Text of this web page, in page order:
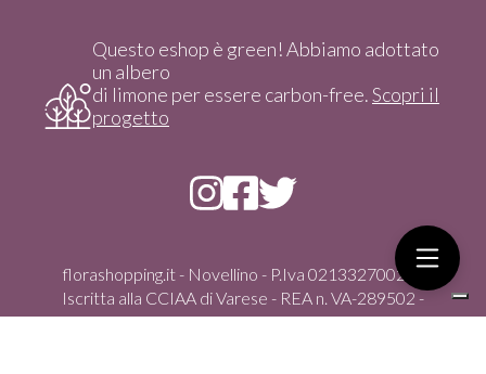
Questo eshop è green! Abbiamo adottato
un albero
di limone per essere carbon-free.Scopri il
progetto
florashopping.it - Novellino - P.Iva 02133270021 -
Iscritta alla CCIAA di Varese - REA n. VA-289502 -
Copyright 2024 - Tutti i diritti riservati